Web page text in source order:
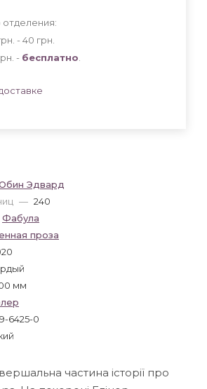
Эдвард
— 240
Фабула
проза
мм
6425-0
- 40 грн
- бесплатно
частина історії про